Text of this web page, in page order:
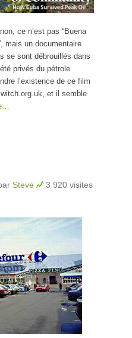
ce n’est pas “Buena
mais un documentaire
se sont débrouillés dans
privés du pétrole
l’existence de ce film
et il semble
Steve
3 920 visites